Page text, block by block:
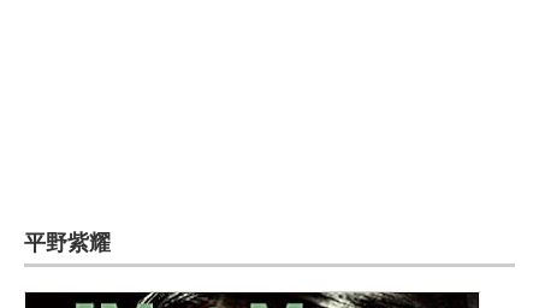
建設×テクノロジーの最前線
平野紫耀